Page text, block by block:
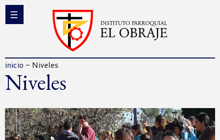
inicio - Niveles
Niveles